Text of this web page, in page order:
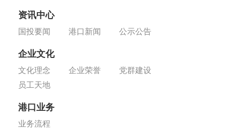
资讯中心
国投要闻 港口新闻 公示公告
企业文化
文化理念 企业荣誉
党群建设
员工天地
港口业务
业务流程